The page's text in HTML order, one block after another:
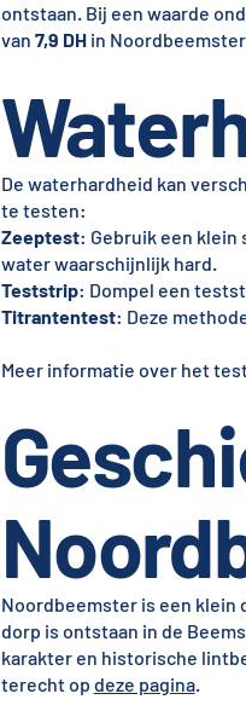
ontstaan. Bij een waarde
van 7,9 DHin
De waterhardheid kan
te testen:
Zeeptest: Gebruik een klein
water waarschijnlijk hard.
Teststrip: Dompel een
Titrantentest: Deze
Meer informatie over het
Noordbeemster is een klein
dorp is ontstaan in de
karakter en historische
terecht op deze pagina.